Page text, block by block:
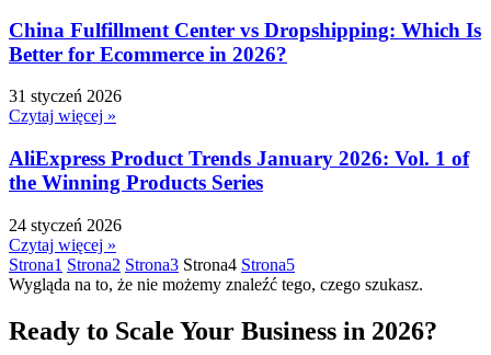
China Fulfillment Center vs Dropshipping: Which Is
Better for Ecommerce in 2026?
31 styczeń 2026
Czytaj więcej »
AliExpress Product Trends January 2026: Vol. 1 of
the Winning Products Series
24 styczeń 2026
Czytaj więcej »
Strona1 Strona2 Strona3 Strona4 Strona5
Wygląda na to, że nie możemy znaleźć tego, czego szukasz.
Ready to Scale Your Business in 2026?